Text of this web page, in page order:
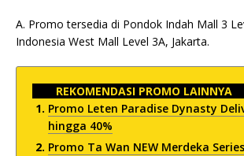
A. Promo tersedia di Pondok Indah Mall 3
Indonesia West Mall Level 3A, Jakarta.
REKOMENDASI PROMO LAINNYA
Promo Leten Paradise Dynasty
hingga 40%
Promo Ta Wan NEW Merdeka